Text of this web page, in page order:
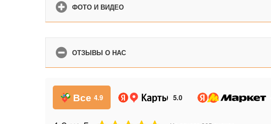
ФОТО И ВИДЕО
ОТЗЫВЫ О НАС
Все 4.9 5.0